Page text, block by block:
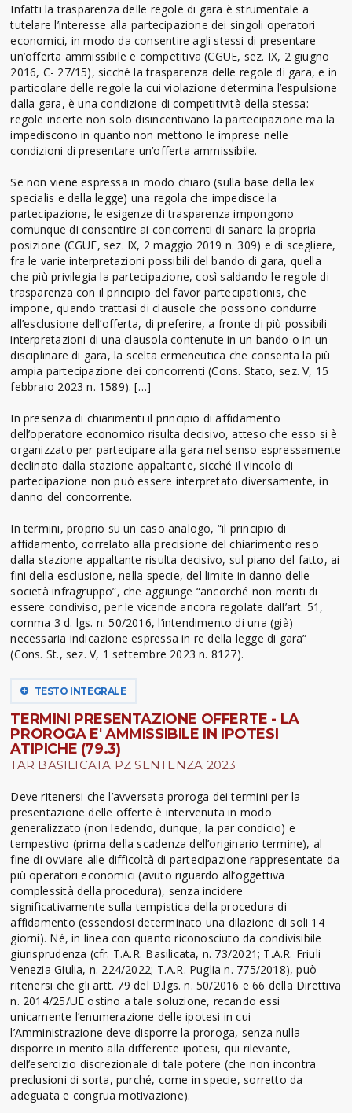
Infatti la trasparenza delle regole di gara è strumentale a
tutelare l’interesse alla partecipazione dei singoli operatori
economici, in modo da consentire agli stessi di presentare
un’offerta ammissibile e competitiva (CGUE, sez. IX, 2 giugno
2016, C- 27/15), sicché la trasparenza delle regole di gara, e in
particolare delle regole la cui violazione determina l’espulsione
dalla gara, è una condizione di competitività della stessa:
regole incerte non solo disincentivano la partecipazione ma la
impediscono in quanto non mettono le imprese nelle
condizioni di presentare un’offerta ammissibile.
Se non viene espressa in modo chiaro (sulla base della lex
specialis e della legge) una regola che impedisce la
partecipazione, le esigenze di trasparenza impongono
comunque di consentire ai concorrenti di sanare la propria
posizione (CGUE, sez. IX, 2 maggio 2019 n. 309) e di scegliere,
fra le varie interpretazioni possibili del bando di gara, quella
che più privilegia la partecipazione, così saldando le regole di
trasparenza con il principio del favor partecipationis, che
impone, quando trattasi di clausole che possono condurre
all’esclusione dell’offerta, di preferire, a fronte di più possibili
interpretazioni di una clausola contenute in un bando o in un
disciplinare di gara, la scelta ermeneutica che consenta la più
ampia partecipazione dei concorrenti (Cons. Stato, sez. V, 15
febbraio 2023 n. 1589). […]
In presenza di chiarimenti il principio di affidamento
dell’operatore economico risulta decisivo, atteso che esso si è
organizzato per partecipare alla gara nel senso espressamente
declinato dalla stazione appaltante, sicché il vincolo di
partecipazione non può essere interpretato diversamente, in
danno del concorrente.
In termini, proprio su un caso analogo, “il principio di
affidamento, correlato alla precisione del chiarimento reso
dalla stazione appaltante risulta decisivo, sul piano del fatto, ai
fini della esclusione, nella specie, del limite in danno delle
società infragruppo”, che aggiunge “ancorché non meriti di
essere condiviso, per le vicende ancora regolate dall’art. 51,
comma 3 d. lgs. n. 50/2016, l’intendimento di una (già)
necessaria indicazione espressa in re della legge di gara”
(Cons. St., sez. V, 1 settembre 2023 n. 8127).
TESTO INTEGRALE
TERMINI PRESENTAZIONE OFFERTE - LA
PROROGA E' AMMISSIBILE IN IPOTESI
ATIPICHE (79.3)
TAR BASILICATA PZ SENTENZA 2023
Deve ritenersi che l’avversata proroga dei termini per la
presentazione delle offerte è intervenuta in modo
generalizzato (non ledendo, dunque, la par condicio) e
tempestivo (prima della scadenza dell’originario termine), al
fine di ovviare alle difficoltà di partecipazione rappresentate da
più operatori economici (avuto riguardo all’oggettiva
complessità della procedura), senza incidere
significativamente sulla tempistica della procedura di
affidamento (essendosi determinato una dilazione di soli 14
giorni). Né, in linea con quanto riconosciuto da condivisibile
giurisprudenza (cfr. T.A.R. Basilicata, n. 73/2021; T.A.R. Friuli
Venezia Giulia, n. 224/2022; T.A.R. Puglia n. 775/2018), può
ritenersi che gli artt. 79 del D.lgs. n. 50/2016 e 66 della Direttiva
n. 2014/25/UE ostino a tale soluzione, recando essi
unicamente l’enumerazione delle ipotesi in cui
l’Amministrazione deve disporre la proroga, senza nulla
disporre in merito alla differente ipotesi, qui rilevante,
dell’esercizio discrezionale di tale potere (che non incontra
preclusioni di sorta, purché, come in specie, sorretto da
adeguata e congrua motivazione).